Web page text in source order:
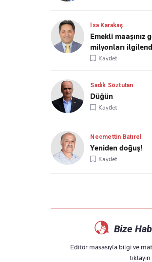
İsa Karakaş
Emekli maaşınız
milyonları
Kaydet
Sadık Söztutan
Düğün
Kaydet
Necmettin Batırel
Yeniden doğuş!
Kaydet
Bize
Editör masasıyla bilgi ve
tıklayın